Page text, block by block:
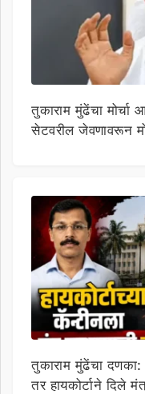
तुकाराम मुंढेंचा
सेटवरील जेवणावरून
तुकाराम मुंढेंचा दणका:
तर हायकोर्टाने